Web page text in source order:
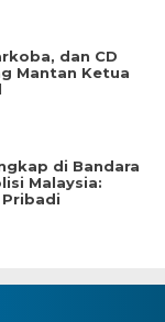
dan CD
Mantan Ketua
di Bandara
Malaysia: